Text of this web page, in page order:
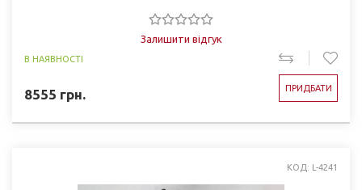
Залишити відгук
В НАЯВНОСТІ
8555 грн. ПРИДБАТИ
КОД: L-4241